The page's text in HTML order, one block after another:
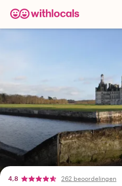
4,8 262 beoordelingen